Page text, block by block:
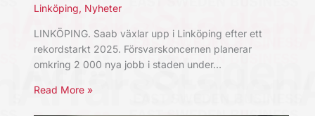
Linköping, Nyheter
LINKÖPING. Saab växlar upp i Linköping efter ett
rekordstarkt 2025. Försvarskoncernen planerar
omkring 2 000 nya jobb i staden under…
Read More »